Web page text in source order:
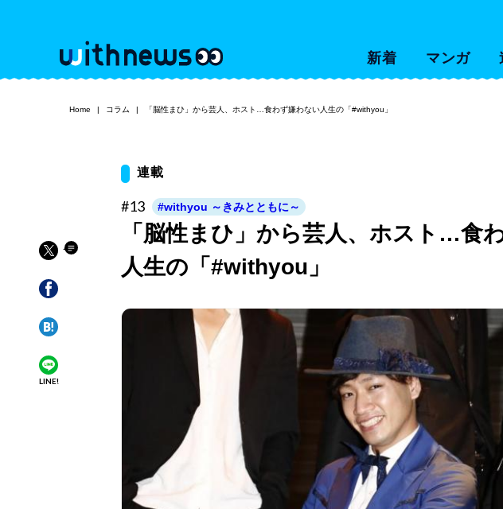
新着 マンガ
Home コラム 「脳性まひ」から芸人、ホスト…食わず嫌わない人生の「#withyou」
LINE!
連載
#13 #withyou ～きみとともに～
「脳性まひ」から芸人、ホスト…食
人生の「#withyou」